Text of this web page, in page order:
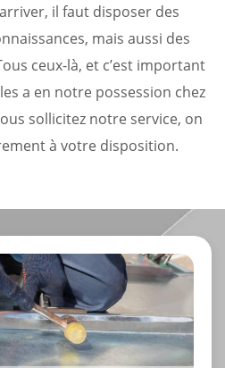
il faut disposer des
mais aussi des
ceux-là, et c’est important
a en notre possession chez
sollicitez notre service, on
à votre disposition.